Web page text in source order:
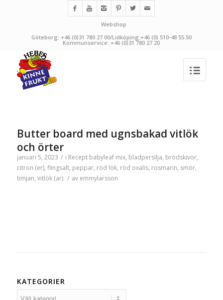
Webshop
Göteborg: +46 (0)31 780 27 00/Lidköping:+46 (0) 510-48 55 50
Kommunservice: +46 (0)31 780 27 20
Butter board med ugnsbakad vitlök
och örter
januari 5, 2023 / i Recept babyleaf mix, bladpersilja, brödskivor,
citron (er), flingsalt, peppar, röd lök, röd oxalis, rosmarin, smör,
timjan, vitlök (ar) / av emmylarsson
KATEGORIER